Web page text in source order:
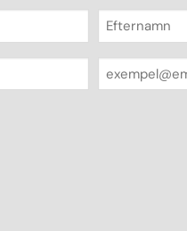
Efternamn
(Obligatoriskt)
E-
post